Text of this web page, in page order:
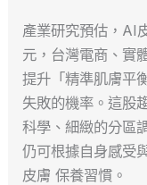
產業研究預估，AI
元，台灣電商、實
提升「精準肌膚平
失敗的機率。這股
科學、細緻的分區
仍可根據自身感受
皮膚 保養習慣。